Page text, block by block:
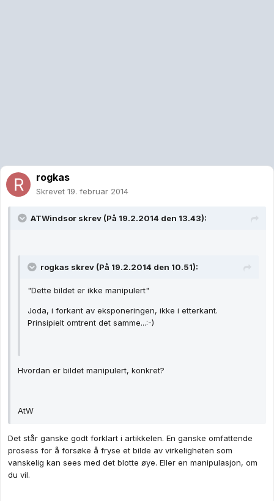
rogkas
Skrevet 19. februar 2014
ATWindsor skrev (På 19.2.2014 den 13.43):
rogkas skrev (På 19.2.2014 den 10.51):
"Dette bildet er ikke manipulert"
Joda, i forkant av eksponeringen, ikke i etterkant.
Prinsipielt omtrent det samme...:-)
Hvordan er bildet manipulert, konkret?
AtW
Det står ganske godt forklart i artikkelen. En ganske omfattende
prosess for å forsøke å fryse et bilde av virkeligheten som
vanskelig kan sees med det blotte øye. Eller en manipulasjon, om
du vil.